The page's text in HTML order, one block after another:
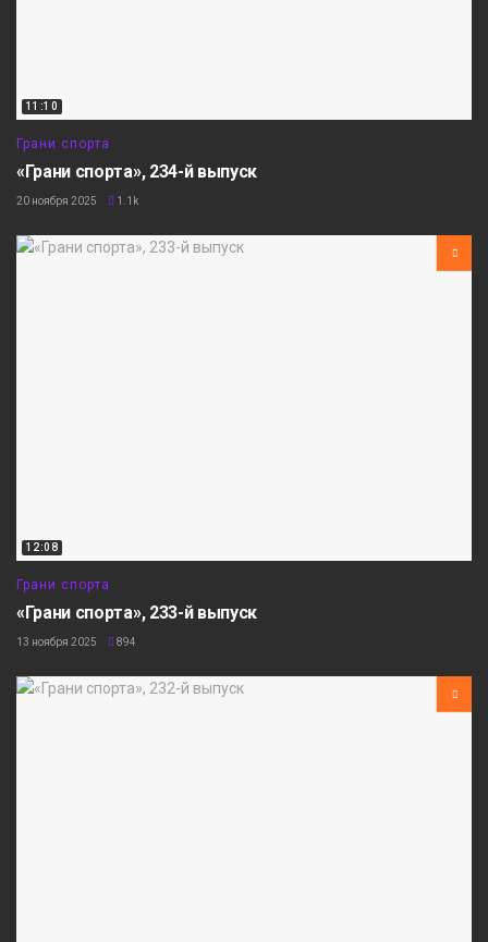
11:10
Грани спорта
«Грани спорта», 234-й выпуск
20 ноября 2025 1.1k
12:08
Грани спорта
«Грани спорта», 233-й выпуск
13 ноября 2025 894